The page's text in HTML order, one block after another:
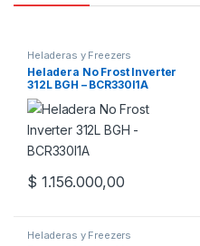
Heladeras y Freezers
Heladera No Frost Inverter
312L BGH – BCR330I1A
$ 1.156.000,00
Heladeras y Freezers